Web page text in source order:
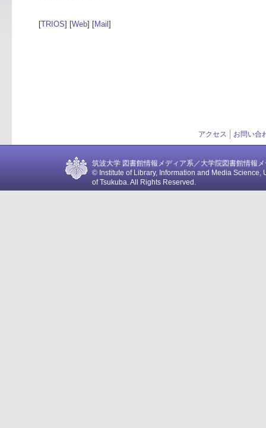
[TRIOS] [Web] [Mail ]
アクセス お問い合
筑波大学 図書館情報メディア系／大学院図書館情報
© Institute of Library, Information and Media Science,
of Tsukuba. All Rights Reserved.